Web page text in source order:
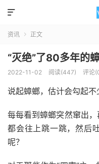

资讯  正文
“灭绝”了80多年的
2022-11-02 阅读(447) 评论
说起蟑螂，估计会勾起不
每每看到蟑螂突然窜出
都会往上跳一跳，然后
呢？